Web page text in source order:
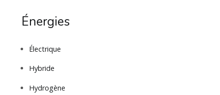
Énergies
Électrique
Hybride
Hydrogène